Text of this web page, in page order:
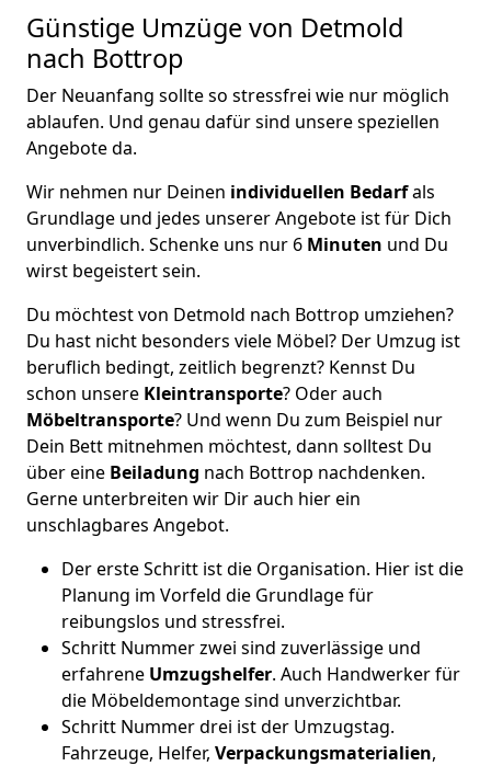
Günstige Umzüge von Detmold
nach Bottrop
Der Neuanfang sollte so stressfrei wie nur möglich
ablaufen. Und genau dafür sind unsere speziellen
Angebote da.
Wir nehmen nur Deinen individuellen Bedarfals
Grundlage und jedes unserer Angebote ist für Dich
unverbindlich. Schenke uns nur 6 Minuten und Du
wirst begeistert sein.
Du möchtest von Detmold nach Bottrop umziehen?
Du hast nicht besonders viele Möbel? Der Umzug ist
beruflich bedingt, zeitlich begrenzt? Kennst Du
schon unsere Kleintransporte? Oder auch
Möbeltransporte? Und wenn Du zum Beispiel nur
Dein Bett mitnehmen möchtest, dann solltest Du
über eine Beiladung nach Bottrop nachdenken.
Gerne unterbreiten wir Dir auch hier ein
unschlagbares Angebot.
Der erste Schritt ist die Organisation. Hier ist die
Planung im Vorfeld die Grundlage für
reibungslos und stressfrei.
Schritt Nummer zwei sind zuverlässige und
erfahrene Umzugshelfer. Auch Handwerker für
die Möbeldemontage sind unverzichtbar.
Schritt Nummer drei ist der Umzugstag.
Fahrzeuge, Helfer, Verpackungsmaterialien,